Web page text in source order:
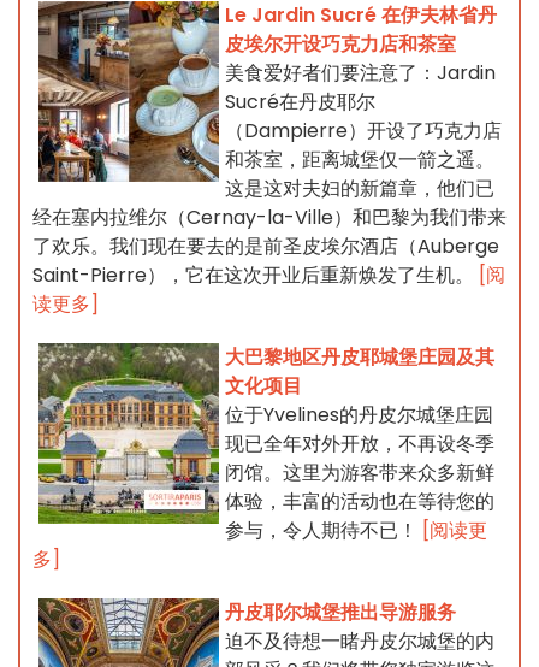
Le Jardin Sucré 在伊夫林省丹
皮埃尔开设巧克力店和茶室
美食爱好者们要注意了：Jardin
Sucré在丹皮耶尔
（Dampierre）开设了巧克力店
和茶室，距离城堡仅一箭之遥。
这是这对夫妇的新篇章，他们已
经在塞内拉维尔（Cernay-la-Ville）和巴黎为我们带来
了欢乐。我们现在要去的是前圣皮埃尔酒店（Auberge
Saint-Pierre），它在这次开业后重新焕发了生机。
[阅
读更多]
大巴黎地区丹皮耶城堡庄园及其
文化项目
位于Yvelines的丹皮尔城堡庄园
现已全年对外开放，不再设冬季
闭馆。这里为游客带来众多新鲜
体验，丰富的活动也在等待您的
参与，令人期待不已！
[阅读更
多]
丹皮耶尔城堡推出导游服务
迫不及待想一睹丹皮尔城堡的内